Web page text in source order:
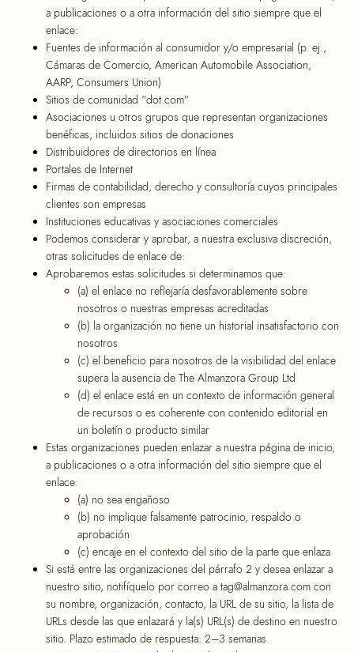
a publicaciones o a otra información del sitio siempre que el
enlace:
Fuentes de información al consumidor y/o empresarial (p. ej.,
Cámaras de Comercio, American Automobile Association,
AARP, Consumers Union)
Sitios de comunidad “dot.com”
Asociaciones u otros grupos que representan organizaciones
benéficas, incluidos sitios de donaciones
Distribuidores de directorios en línea
Portales de Internet
Firmas de contabilidad, derecho y consultoría cuyos principales
clientes son empresas
Instituciones educativas y asociaciones comerciales
Podemos considerar y aprobar, a nuestra exclusiva discreción,
otras solicitudes de enlace de:
Aprobaremos estas solicitudes si determinamos que:
(a) el enlace no reflejaría desfavorablemente sobre
nosotros o nuestras empresas acreditadas
(b) la organización no tiene un historial insatisfactorio con
nosotros
(c) el beneficio para nosotros de la visibilidad del enlace
supera la ausencia de The Almanzora Group Ltd
(d) el enlace está en un contexto de información general
de recursos o es coherente con contenido editorial en
un boletín o producto similar
Estas organizaciones pueden enlazar a nuestra página de inicio,
a publicaciones o a otra información del sitio siempre que el
enlace:
(a) no sea engañoso
(b) no implique falsamente patrocinio, respaldo o
aprobación
(c) encaje en el contexto del sitio de la parte que enlaza
Si está entre las organizaciones del párrafo 2 y desea enlazar a
nuestro sitio, notifíquelo por correo a tag@almanzora.com con
su nombre, organización, contacto, la URL de su sitio, la lista de
URLs desde las que enlazará y la(s) URL(s) de destino en nuestro
sitio. Plazo estimado de respuesta: 2–3 semanas.